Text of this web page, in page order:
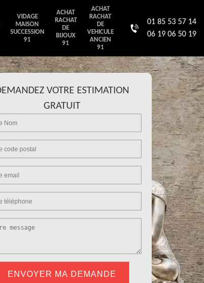
VIDAGE
MAISON
SUCCESSION
91
ACHAT
RACHAT
DE
BIJOUX
91
ACHAT
RACHAT
DE
VEHICULE
ANCIEN
91
01 85 53 57 14
06 19 06 50 19
VOTRE ESTIMATION
GRATUIT